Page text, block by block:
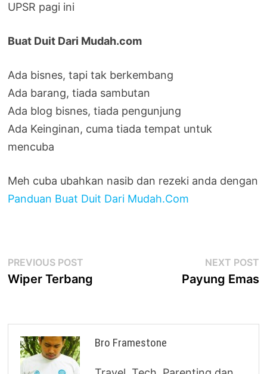
UPSR pagi ini
Buat Duit Dari Mudah.com
Ada bisnes, tapi tak berkembang
Ada barang, tiada sambutan
Ada blog bisnes, tiada pengunjung
Ada Keinginan, cuma tiada tempat untuk
mencuba
Meh cuba ubahkan nasib dan rezeki anda dengan
Panduan Buat Duit Dari Mudah.Com
Post
navigation
PREVIOUS POST
post:
Wiper Terbang
NEXT POST
Payung Emas
Bro Framestone